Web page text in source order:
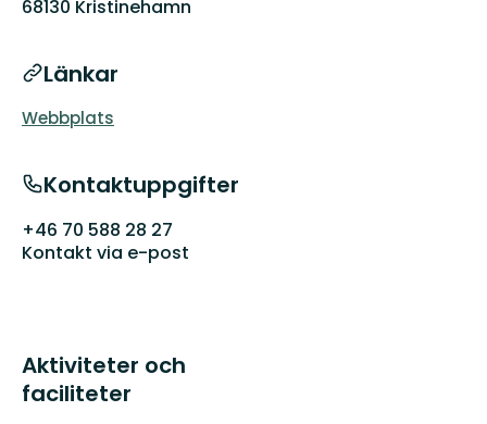
68130 Kristinehamn
Länkar
Webbplats
Kontaktuppgifter
+46 70 588 28 27
Kontakt via e-post
Aktiviteter och
faciliteter